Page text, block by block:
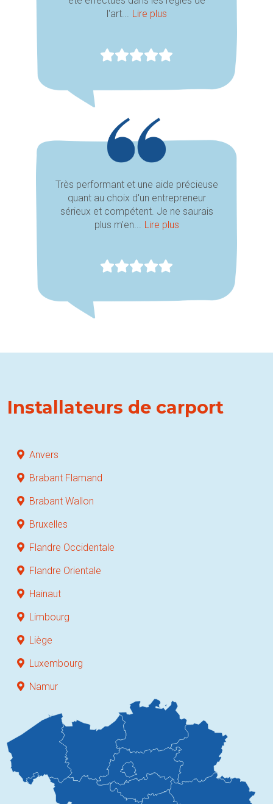
l'art... Lire plus
Très performant et une aide précieuse
quant au choix d'un entrepreneur
sérieux et compétent. Je ne saurais
plus m'en... Lire plus
Installateurs de carport
Anvers
Brabant Flamand
Brabant Wallon
Bruxelles
Flandre Occidentale
Flandre Orientale
Hainaut
Limbourg
Liège
Luxembourg
Namur